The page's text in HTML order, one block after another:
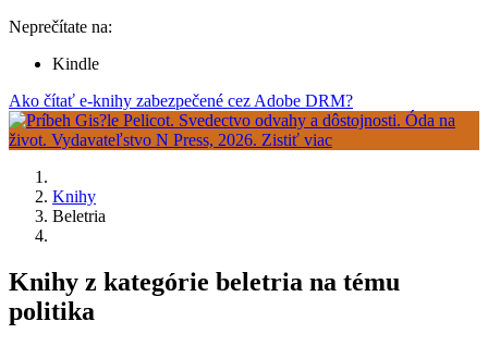
Neprečítate na:
Kindle
Ako čítať e-knihy zabezpečené cez Adobe DRM?
Knihy
Beletria
Knihy z kategórie beletria na tému
politika